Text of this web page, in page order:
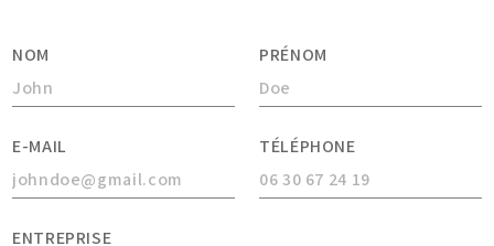
NOM PRÉNOM
E-MAIL TÉLÉPHONE
ENTREPRISE